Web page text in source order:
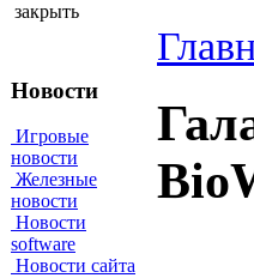
закрыть
Новости
Игровые
новости
Железные
новости
Новости
software
Новости сайта